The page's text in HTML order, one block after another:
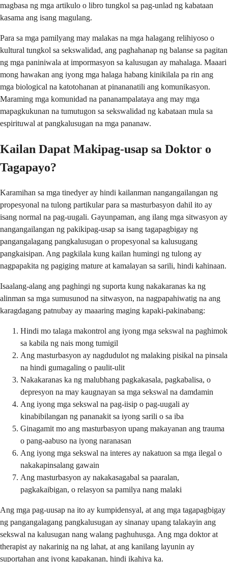
magbasa ng mga artikulo o libro tungkol sa pag-unlad ng kabataan
kasama ang isang magulang.
Para sa mga pamilyang may malakas na mga halagang relihiyoso o
kultural tungkol sa sekswalidad, ang paghahanap ng balanse sa pagitan
ng mga paniniwala at impormasyon sa kalusugan ay mahalaga. Maaari
mong hawakan ang iyong mga halaga habang kinikilala pa rin ang
mga biological na katotohanan at pinananatili ang komunikasyon.
Maraming mga komunidad na pananampalataya ang may mga
mapagkukunan na tumutugon sa sekswalidad ng kabataan mula sa
espirituwal at pangkalusugan na mga pananaw.
Kailan Dapat Makipag-usap sa Doktor o
Tagapayo?
Karamihan sa mga tinedyer ay hindi kailanman nangangailangan ng
propesyonal na tulong partikular para sa masturbasyon dahil ito ay
isang normal na pag-uugali. Gayunpaman, ang ilang mga sitwasyon ay
nangangailangan ng pakikipag-usap sa isang tagapagbigay ng
pangangalagang pangkalusugan o propesyonal sa kalusugang
pangkaisipan. Ang pagkilala kung kailan humingi ng tulong ay
nagpapakita ng pagiging mature at kamalayan sa sarili, hindi kahinaan.
Isaalang-alang ang paghingi ng suporta kung nakakaranas ka ng
alinman sa mga sumusunod na sitwasyon, na nagpapahiwatig na ang
karagdagang patnubay ay maaaring maging kapaki-pakinabang:
Hindi mo talaga makontrol ang iyong mga sekswal na paghimok
sa kabila ng nais mong tumigil
Ang masturbasyon ay nagdudulot ng malaking pisikal na pinsala
na hindi gumagaling o paulit-ulit
Nakakaranas ka ng malubhang pagkakasala, pagkabalisa, o
depresyon na may kaugnayan sa mga sekswal na damdamin
Ang iyong mga sekswal na pag-iisip o pag-uugali ay
kinabibilangan ng pananakit sa iyong sarili o sa iba
Ginagamit mo ang masturbasyon upang makayanan ang trauma
o pang-aabuso na iyong naranasan
Ang iyong mga sekswal na interes ay nakatuon sa mga ilegal o
nakakapinsalang gawain
Ang masturbasyon ay nakakasagabal sa paaralan,
pagkakaibigan, o relasyon sa pamilya nang malaki
Ang mga pag-uusap na ito ay kumpidensyal, at ang mga tagapagbigay
ng pangangalagang pangkalusugan ay sinanay upang talakayin ang
sekswal na kalusugan nang walang paghuhusga. Ang mga doktor at
therapist ay nakarinig na ng lahat, at ang kanilang layunin ay
suportahan ang iyong kapakanan, hindi ikahiya ka.